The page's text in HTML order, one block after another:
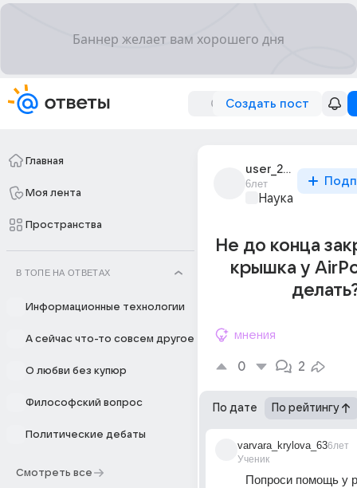
Создать пост
Главная
Моя лента
Пространства
В ТОПЕ НА ОТВЕТАХ
Информационные технологии
А сейчас что-то совсем другое
О любви без купюр
Философский вопрос
Политические дебаты
Смотреть все
user_279165615
6лет
Наука
Не до конца
крышка у
мнения
0 2
По дате По рейтингу
varvara_krylova_63
Ученик
6лет
Попроси помощь у